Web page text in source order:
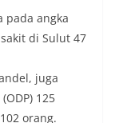
pada angka
di Sulut 47
juga
125
orang.